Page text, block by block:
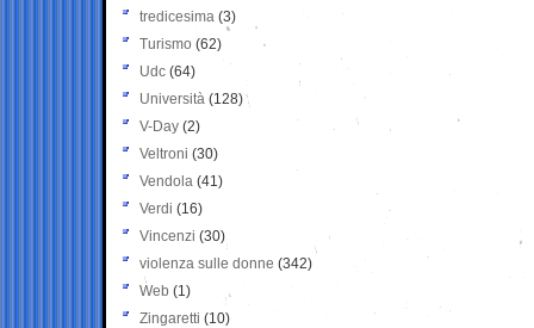
tredicesima (3)
Turismo (62)
Udc (64)
Università (128)
V-Day (2)
Veltroni (30)
Vendola (41)
Verdi (16)
Vincenzi (30)
violenza sulle donne (342)
Web (1)
Zingaretti (10)